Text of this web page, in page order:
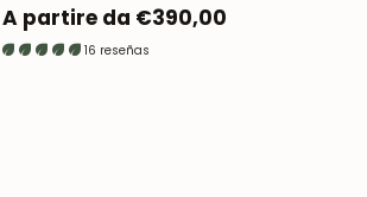
Prezzo
normale
A partire da €390,00
16 reseñas